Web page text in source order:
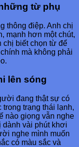
từ phụ
thông điệp. Anh chị
mạnh hơn một chút,
chị biết chọn từ để
mà không phải
lên sóng
đang thật sự có
trạng thái lạnh,
nào giọng vẫn nghe
dành vài phút khơi
nghe mình muốn
có màu sắc và